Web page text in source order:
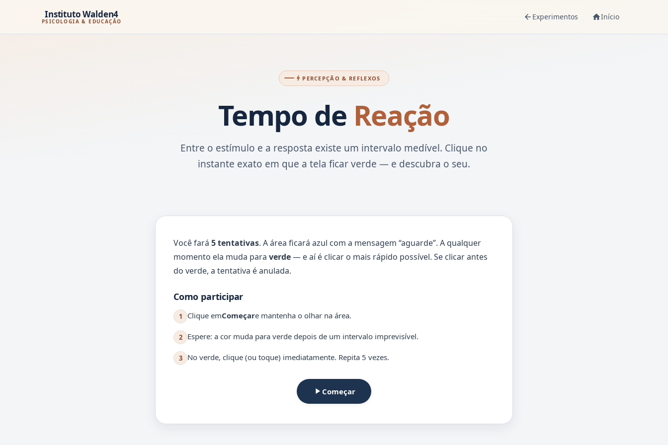
Instituto Walden4
PSICOLOGIA & EDUCAÇÃO arrow_back Experimentos homeInício
bolt PERCEPÇÃO & REFLEXOS
Tempo de Reação
Entre o estímulo e a resposta existe um intervalo medível. Clique no
instante exato em que a tela ficar verde — e descubra o seu.
Você fará 5 tentativas. A área ficará azul com a mensagem “aguarde”. A qualquer
momento ela muda para verde— e aí é clicar o mais rápido possível. Se clicar antes
do verde, a tentativa é anulada.
Como participar
1 Clique emComeçare mantenha o olhar na área.
2 Espere: a cor muda para verde depois de um intervalo imprevisível.
3 No verde, clique (ou toque) imediatamente. Repita 5 vezes.
play_arrow Começar